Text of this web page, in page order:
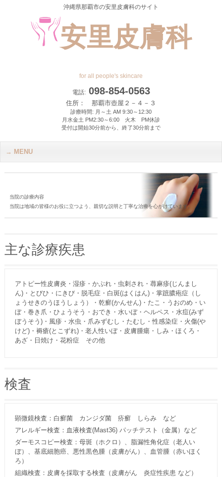
沖縄県那覇市の安里皮膚科のサイト
安里皮膚科
for all people's skincare
電話:098-854-0563
住所： 那覇市壺屋２－４－３
診療時間: 月～土 AM 9:30～12:30
月水金土 PM2:30～6:00 火木 PM休診
受付は開始30分前から、終了30分前まで
MENU
当院の診療内容
当院は地域の皆様のお役に立つよう、親切な説明と丁寧な治療を心がけています。
主な診療疾患
アトピー性皮膚炎・湿疹・かぶれ・虫刺され・蕁麻疹(じんまし
ん)・とびひ・にきび・脱毛症・白斑(はくはん)・掌蹠膿疱症（し
ょうせきのうほうしょう）・乾癬(かんせん)・たこ・うおのめ・い
ぼ・巻き爪・ひょうそう・おでき・水いぼ・ヘルペス・水痘(みず
ぼうそう)・風疹・水虫・爪みずむし・たむし・性感染症・火傷(や
けど)・褥瘡(とこずれ)・老人性いぼ・皮膚腫瘍・しみ・ほくろ・
あざ・日焼け・花粉症 その他
検査
顕微鏡検査：白癬菌 カンジダ菌 疥癬 しらみ など
アレルギー検査：血液検査(Mast36) パッチテスト（金属）など
ダーモスコピー検査：母斑（ホクロ）、脂漏性角化症（老人い
ぼ）、基底細胞癌、悪性黒色腫（皮膚がん）、血管腫（赤いほく
ろ）
組織検査：皮膚を採取する検査（皮膚がん 炎症性疾患 など）